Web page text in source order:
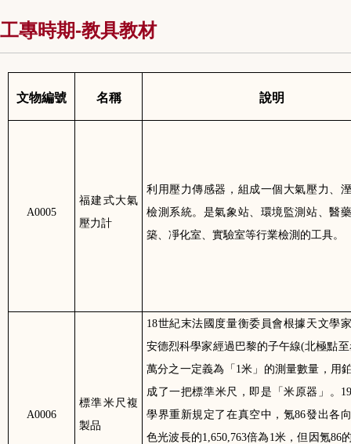
工專時期-教具教材
文物編號 名稱 說明
A0005
福建式大氣
壓力計
利用壓力傳感器，組成一個大氣壓力、
檢測系統。是氣象站、環境監測站、醫
築、凈化室、實驗室等行業檢測的工具。
A0006
標準米尺複
製品
18世紀末法國度量衡委員會根據天文學
安德烈科學家經過巴黎的子午線(北極點
萬分之一定義為「 1 米」的測量數量，用
成了一把標準米尺，即是「米原器」。
學界重新規定了在真空中，氪86發出各
色光波長的1,650,763倍為 1 米，但因氪86